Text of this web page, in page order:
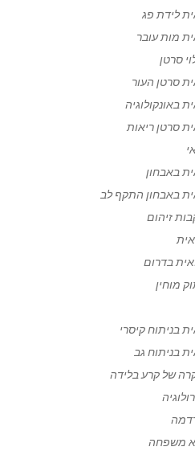
לידת פג
מות עובר
סרטן
סרטן העור
באונקולוגיה
סרטן ריאות
באבחון
באבחון התקף לב
זיהום
בדרום
מוחין
בניתוח קיסרי
בניתוח גב
של קרע בלידה
משפחה